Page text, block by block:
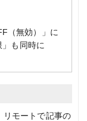
（無効）」に
も同時に
リモートで記事の